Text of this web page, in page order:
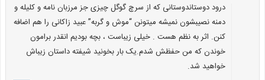
درود دوستاندوستانی که از سرچ گوگل چیزی جز مرزبان نامه و کلیله و
دمنه نصیبشون نمیشه میتونن “موش و گربه” عبید زاکانی را هم اضافه
کنن. اثر به نظم هست . خیلی زیباست ، بچه بودیم انقدر برامون
خوندن که من حفظش شدم.یک بار بخونید شیفته داستان زیباش
خواهید شد.